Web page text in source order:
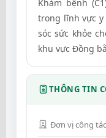
Khám bệnh
trong lĩnh vực y
sóc sức khỏe
khu vực Đồng
THÔNG TIN
Đơn vị công tác